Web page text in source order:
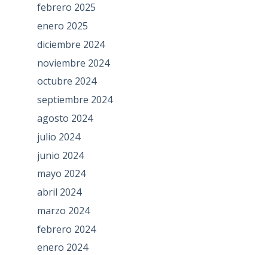
febrero 2025
enero 2025
diciembre 2024
noviembre 2024
octubre 2024
septiembre 2024
agosto 2024
julio 2024
junio 2024
mayo 2024
abril 2024
marzo 2024
febrero 2024
enero 2024